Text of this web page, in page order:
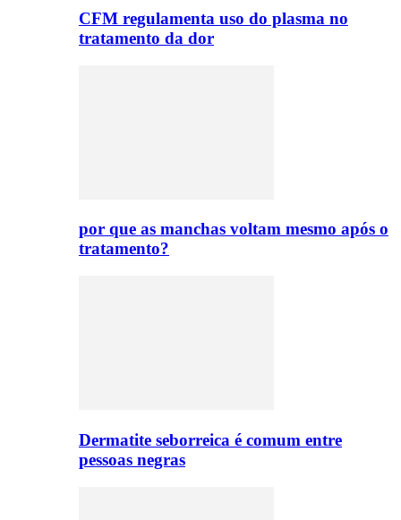
CFM regulamenta uso do plasma no
tratamento da dor
por que as manchas voltam mesmo após o
tratamento?
Dermatite seborreica é comum entre
pessoas negras